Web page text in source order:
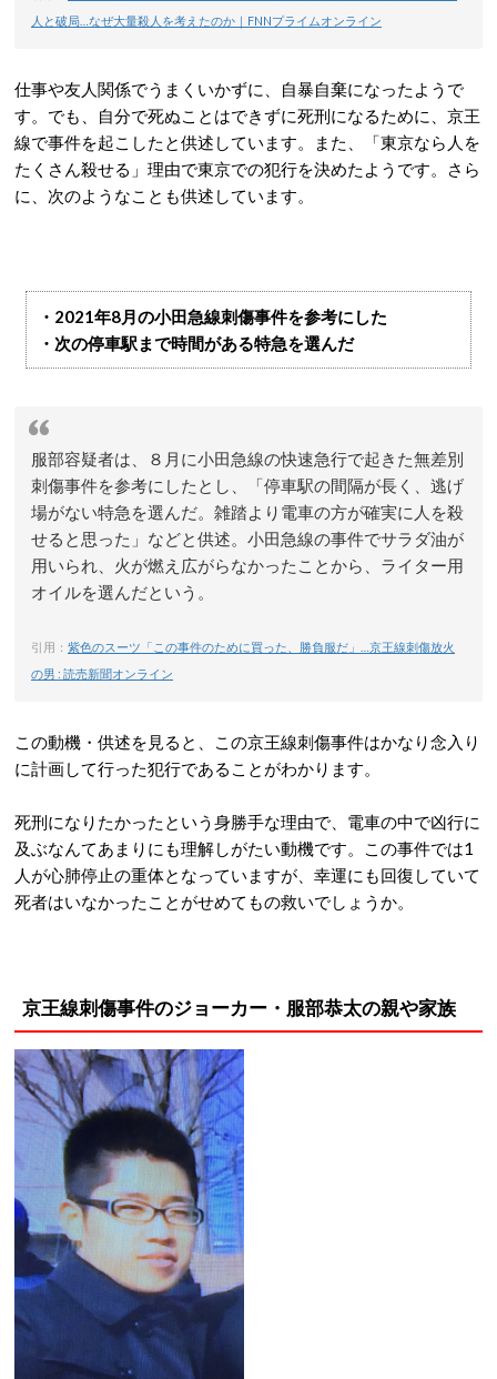
人と破局…なぜ大量殺人を考えたのか｜FNNプライムオンライン
仕事や友人関係でうまくいかずに、自暴自棄になったようで
す。でも、自分で死ぬことはできずに死刑になるために、京王
線で事件を起こしたと供述しています。また、「東京なら人を
たくさん殺せる」理由で東京での犯行を決めたようです。さら
に、次のようなことも供述しています。
・2021年8月の小田急線刺傷事件を参考にした
・次の停車駅まで時間がある特急を選んだ
服部容疑者は、８月に小田急線の快速急行で起きた無差別
刺傷事件を参考にしたとし、「停車駅の間隔が長く、逃げ
場がない特急を選んだ。雑踏より電車の方が確実に人を殺
せると思った」などと供述。小田急線の事件でサラダ油が
用いられ、火が燃え広がらなかったことから、ライター用
オイルを選んだという。
引用： 紫色のスーツ「この事件のために買った、勝負服だ」…京王線刺傷放火
の男 : 読売新聞オンライン
この動機・供述を見ると、この京王線刺傷事件はかなり念入り
に計画して行った犯行であることがわかります。
死刑になりたかったという身勝手な理由で、電車の中で凶行に
及ぶなんてあまりにも理解しがたい動機です。この事件では1
人が心肺停止の重体となっていますが、幸運にも回復していて
死者はいなかったことがせめてもの救いでしょうか。
京王線刺傷事件のジョーカー・服部恭太の親や家族